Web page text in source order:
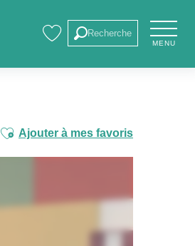
Recherche
MENU
Ajouter aux favoris
Ajouter à mes favoris